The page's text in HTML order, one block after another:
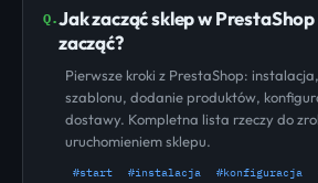
Q.Jak zacząć sklep w
zacząć?
Pierwsze kroki z PrestaShop:
szablonu, dodanie produktów,
dostawy. Kompletna lista rzeczy do
uruchomieniem sklepu.
#start #instalacja #konfiguracja